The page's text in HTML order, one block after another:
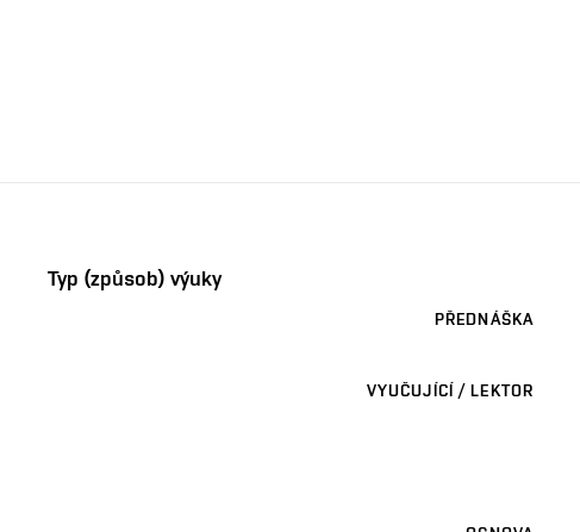
Typ (způsob) výuky
PŘEDNÁŠKA
VYUČUJÍCÍ / LEKTOR